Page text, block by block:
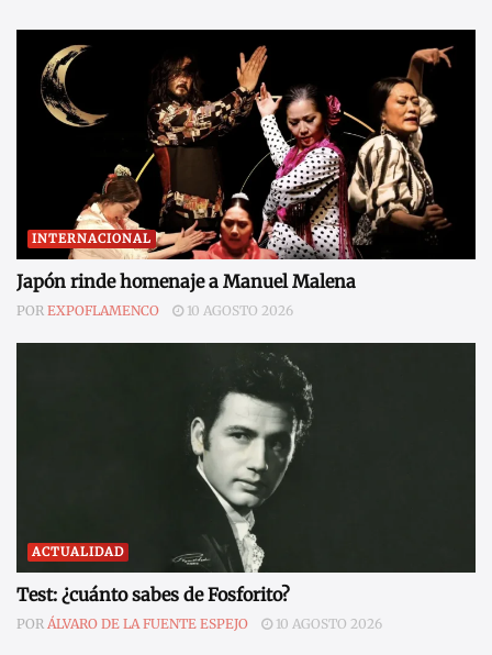
INTERNACIONAL
Japón rinde homenaje a Manuel Malena
POR EXPOFLAMENCO 10 AGOSTO 2026
ACTUALIDAD
Test: ¿cuánto sabes de Fosforito?
POR ÁLVARO DE LA FUENTE ESPEJO 10 AGOSTO 2026